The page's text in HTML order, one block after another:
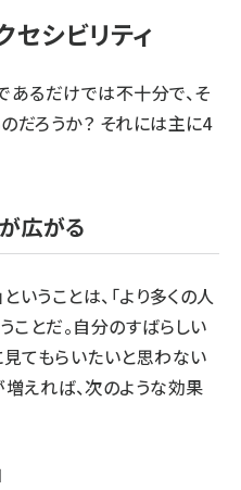
セシビリティ
あるだけでは不十分で、そ
だろうか？ それには主に4
広がる
いうことは、「より多くの人
ことだ。自分のすばらしい
てもらいたいと思わない
えれば、次のような効果